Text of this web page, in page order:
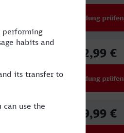
Verbindung prüfen
92,99 €
Verbindung prüfen
49,99 €